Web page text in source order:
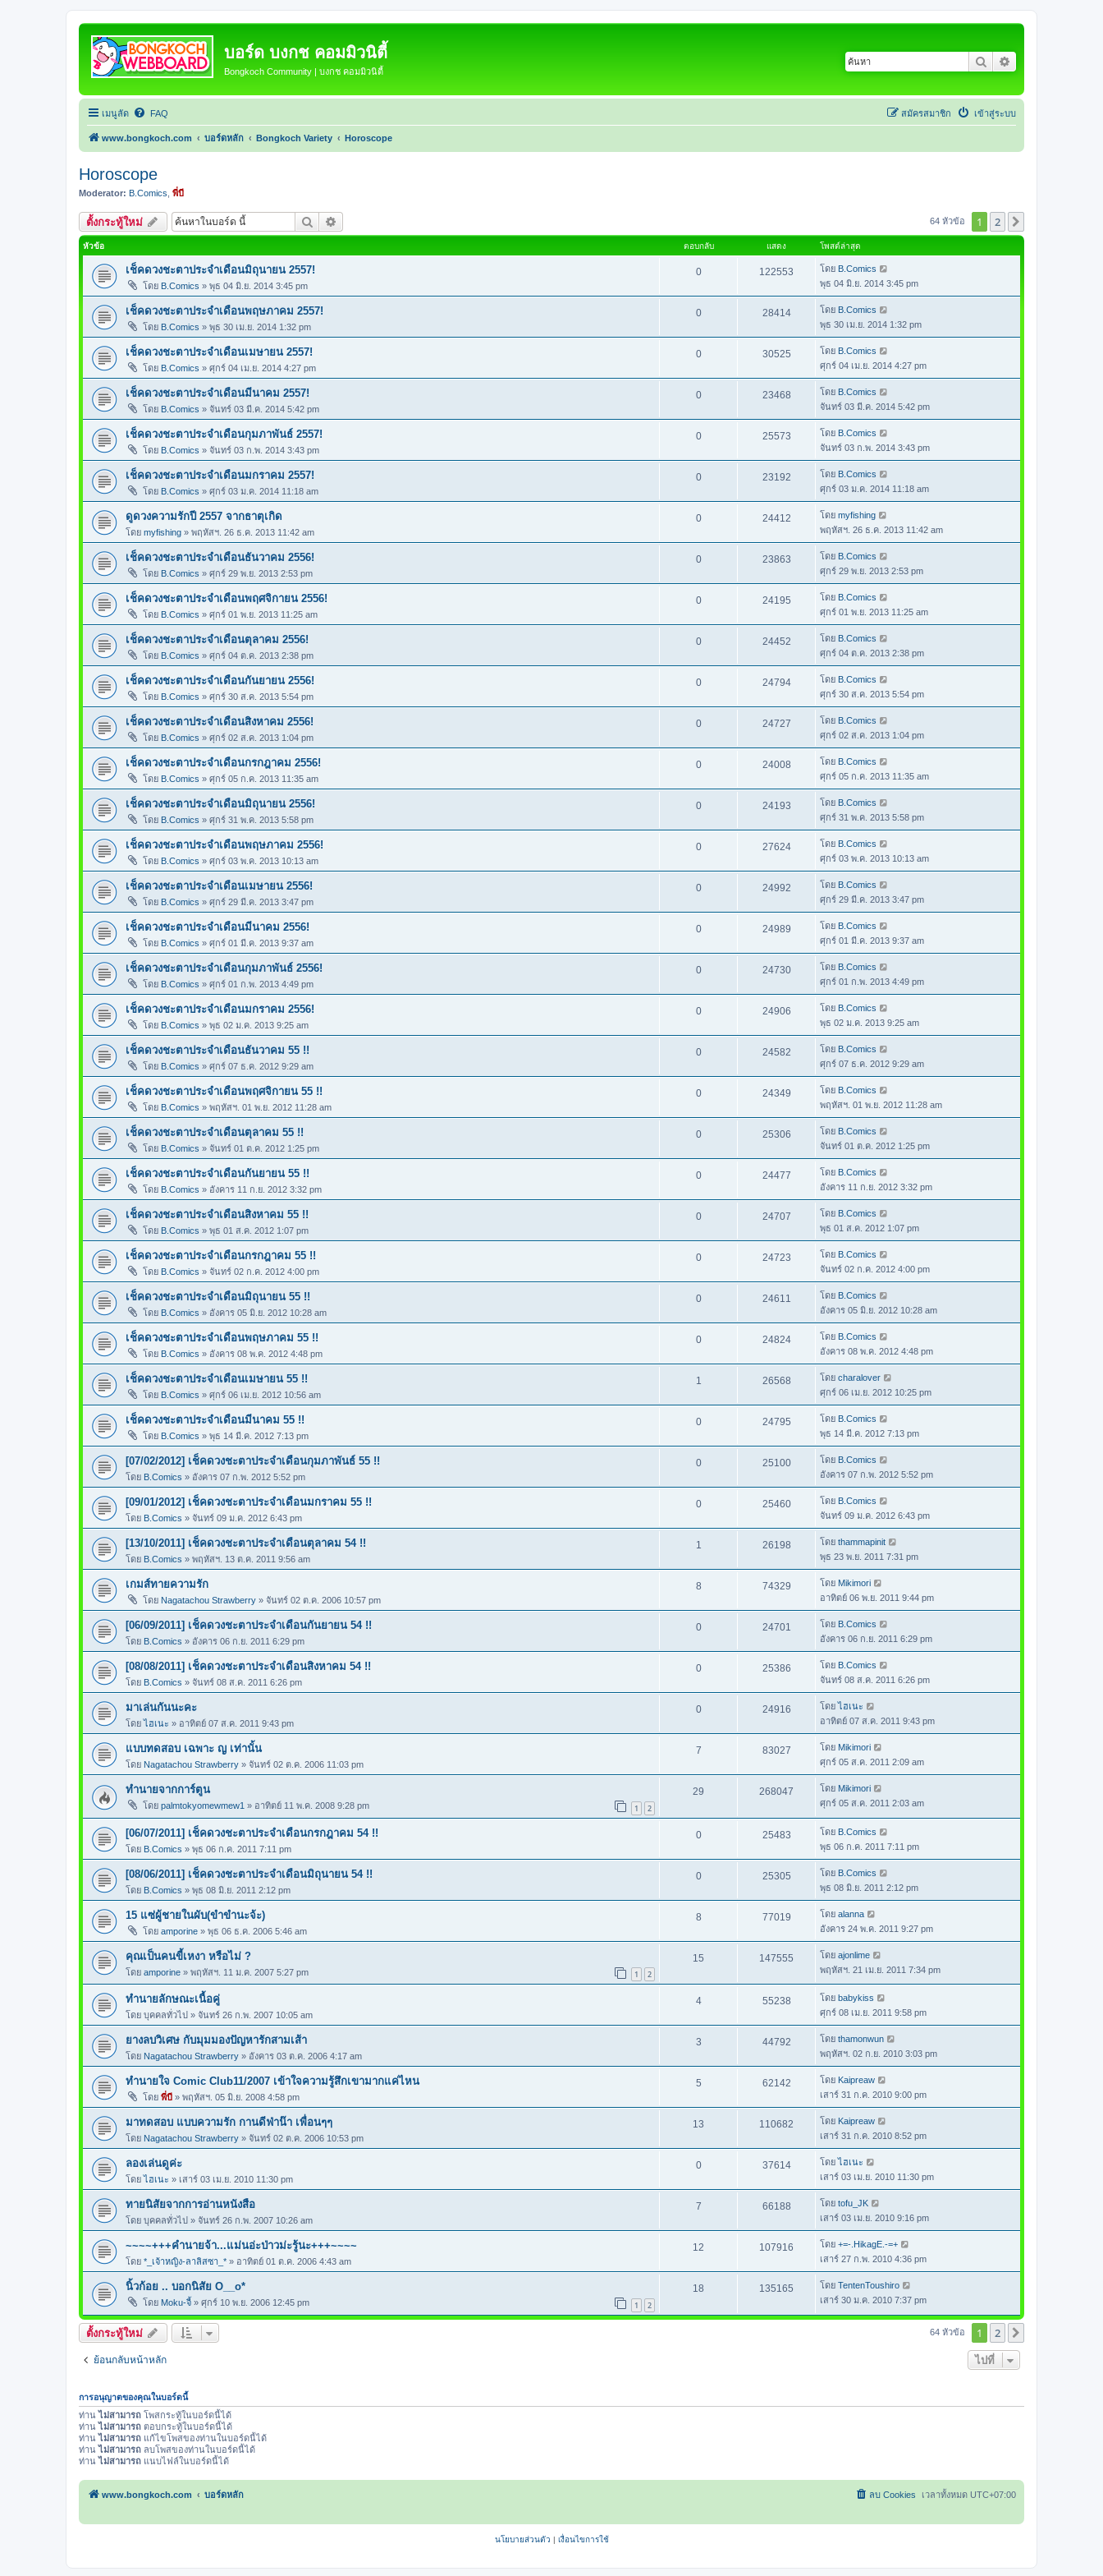
บอร์ด บงกช คอมมิวนิตี้
Bongkoch Community | บงกช คอมมิวนิตี้
ค้นหา
เมนูลัด FAQ เข้าสู่ระบบ
สมัครสมาชิก
www.bongkoch.com บอร์ดหลัก Bongkoch Variety Horoscope
Horoscope
Moderator: B.Comics พี่บี
ตั้งกระทู้ใหม่ ค้นหา 64 หัวข้อ 1 2
หัวข้อ ตอบกลับ แสดง โพสต์ล่าสุด
เช็คดวงชะตาประจำเดือนมิถุนายน 2557!
โดย B.Comics » พุธ 04 มิ.ย. 2014 3:45 pm
0 122553 โดย B.Comics
พุธ 04 มิ.ย. 2014 3:45 pm
เช็คดวงชะตาประจำเดือนพฤษภาคม 2557!
โดย B.Comics » พุธ 30 เม.ย. 2014 1:32 pm
0 28414 โดย B.Comics
พุธ 30 เม.ย. 2014 1:32 pm
เช็คดวงชะตาประจำเดือนเมษายน 2557!
โดย B.Comics » ศุกร์ 04 เม.ย. 2014 4:27 pm
0 30525 โดย B.Comics
ศุกร์ 04 เม.ย. 2014 4:27 pm
เช็คดวงชะตาประจำเดือนมีนาคม 2557!
โดย B.Comics » จันทร์ 03 มี.ค. 2014 5:42 pm
0 23468 โดย B.Comics
จันทร์ 03 มี.ค. 2014 5:42 pm
เช็คดวงชะตาประจำเดือนกุมภาพันธ์ 2557!
โดย B.Comics » จันทร์ 03 ก.พ. 2014 3:43 pm
0 25573 โดย B.Comics
จันทร์ 03 ก.พ. 2014 3:43 pm
เช็คดวงชะตาประจำเดือนมกราคม 2557!
โดย B.Comics » ศุกร์ 03 ม.ค. 2014 11:18 am
0 23192 โดย B.Comics
ศุกร์ 03 ม.ค. 2014 11:18 am
ดูดวงความรักปี 2557 จากธาตุเกิด
โดย myfishing » พฤหัสฯ. 26 ธ.ค. 2013 11:42 am
0 24412 โดย myfishing
พฤหัสฯ. 26 ธ.ค. 2013 11:42 am
เช็คดวงชะตาประจำเดือนธันวาคม 2556!
โดย B.Comics » ศุกร์ 29 พ.ย. 2013 2:53 pm
0 23863 โดย B.Comics
ศุกร์ 29 พ.ย. 2013 2:53 pm
เช็คดวงชะตาประจำเดือนพฤศจิกายน 2556!
โดย B.Comics » ศุกร์ 01 พ.ย. 2013 11:25 am
0 24195 โดย B.Comics
ศุกร์ 01 พ.ย. 2013 11:25 am
เช็คดวงชะตาประจำเดือนตุลาคม 2556!
โดย B.Comics » ศุกร์ 04 ต.ค. 2013 2:38 pm
0 24452 โดย B.Comics
ศุกร์ 04 ต.ค. 2013 2:38 pm
เช็คดวงชะตาประจำเดือนกันยายน 2556!
โดย B.Comics » ศุกร์ 30 ส.ค. 2013 5:54 pm
0 24794 โดย B.Comics
ศุกร์ 30 ส.ค. 2013 5:54 pm
เช็คดวงชะตาประจำเดือนสิงหาคม 2556!
โดย B.Comics » ศุกร์ 02 ส.ค. 2013 1:04 pm
0 24727 โดย B.Comics
ศุกร์ 02 ส.ค. 2013 1:04 pm
เช็คดวงชะตาประจำเดือนกรกฎาคม 2556!
โดย B.Comics » ศุกร์ 05 ก.ค. 2013 11:35 am
0 24008 โดย B.Comics
ศุกร์ 05 ก.ค. 2013 11:35 am
เช็คดวงชะตาประจำเดือนมิถุนายน 2556!
โดย B.Comics » ศุกร์ 31 พ.ค. 2013 5:58 pm
0 24193 โดย B.Comics
ศุกร์ 31 พ.ค. 2013 5:58 pm
เช็คดวงชะตาประจำเดือนพฤษภาคม 2556!
โดย B.Comics » ศุกร์ 03 พ.ค. 2013 10:13 am
0 27624 โดย B.Comics
ศุกร์ 03 พ.ค. 2013 10:13 am
เช็คดวงชะตาประจำเดือนเมษายน 2556!
โดย B.Comics » ศุกร์ 29 มี.ค. 2013 3:47 pm
0 24992 โดย B.Comics
ศุกร์ 29 มี.ค. 2013 3:47 pm
เช็คดวงชะตาประจำเดือนมีนาคม 2556!
โดย B.Comics » ศุกร์ 01 มี.ค. 2013 9:37 am
0 24989 โดย B.Comics
ศุกร์ 01 มี.ค. 2013 9:37 am
เช็คดวงชะตาประจำเดือนกุมภาพันธ์ 2556!
โดย B.Comics » ศุกร์ 01 ก.พ. 2013 4:49 pm
0 24730 โดย B.Comics
ศุกร์ 01 ก.พ. 2013 4:49 pm
เช็คดวงชะตาประจำเดือนมกราคม 2556!
โดย B.Comics » พุธ 02 ม.ค. 2013 9:25 am
0 24906 โดย B.Comics
พุธ 02 ม.ค. 2013 9:25 am
เช็คดวงชะตาประจำเดือนธันวาคม 55 !!
โดย B.Comics » ศุกร์ 07 ธ.ค. 2012 9:29 am
0 24582 โดย B.Comics
ศุกร์ 07 ธ.ค. 2012 9:29 am
เช็คดวงชะตาประจำเดือนพฤศจิกายน 55 !!
โดย B.Comics » พฤหัสฯ. 01 พ.ย. 2012 11:28 am
0 24349 โดย B.Comics
พฤหัสฯ. 01 พ.ย. 2012 11:28 am
เช็คดวงชะตาประจำเดือนตุลาคม 55 !!
โดย B.Comics » จันทร์ 01 ต.ค. 2012 1:25 pm
0 25306 โดย B.Comics
จันทร์ 01 ต.ค. 2012 1:25 pm
เช็คดวงชะตาประจำเดือนกันยายน 55 !!
โดย B.Comics » อังคาร 11 ก.ย. 2012 3:32 pm
0 24477 โดย B.Comics
อังคาร 11 ก.ย. 2012 3:32 pm
เช็คดวงชะตาประจำเดือนสิงหาคม 55 !!
โดย B.Comics » พุธ 01 ส.ค. 2012 1:07 pm
0 24707 โดย B.Comics
พุธ 01 ส.ค. 2012 1:07 pm
เช็คดวงชะตาประจำเดือนกรกฎาคม 55 !!
โดย B.Comics » จันทร์ 02 ก.ค. 2012 4:00 pm
0 24723 โดย B.Comics
จันทร์ 02 ก.ค. 2012 4:00 pm
เช็คดวงชะตาประจำเดือนมิถุนายน 55 !!
โดย B.Comics » อังคาร 05 มิ.ย. 2012 10:28 am
0 24611 โดย B.Comics
อังคาร 05 มิ.ย. 2012 10:28 am
เช็คดวงชะตาประจำเดือนพฤษภาคม 55 !!
โดย B.Comics » อังคาร 08 พ.ค. 2012 4:48 pm
0 24824 โดย B.Comics
อังคาร 08 พ.ค. 2012 4:48 pm
เช็คดวงชะตาประจำเดือนเมษายน 55 !!
โดย B.Comics » ศุกร์ 06 เม.ย. 2012 10:56 am
1 26568 โดย charalover
ศุกร์ 06 เม.ย. 2012 10:25 pm
เช็คดวงชะตาประจำเดือนมีนาคม 55 !!
โดย B.Comics » พุธ 14 มี.ค. 2012 7:13 pm
0 24795 โดย B.Comics
พุธ 14 มี.ค. 2012 7:13 pm
[07/02/2012] เช็คดวงชะตาประจำเดือนกุมภาพันธ์ 55 !!
โดย B.Comics » อังคาร 07 ก.พ. 2012 5:52 pm
0 25100 โดย B.Comics
อังคาร 07 ก.พ. 2012 5:52 pm
[09/01/2012] เช็คดวงชะตาประจำเดือนมกราคม 55 !!
โดย B.Comics » จันทร์ 09 ม.ค. 2012 6:43 pm
0 25460 โดย B.Comics
จันทร์ 09 ม.ค. 2012 6:43 pm
[13/10/2011] เช็คดวงชะตาประจำเดือนตุลาคม 54 !!
โดย B.Comics » พฤหัสฯ. 13 ต.ค. 2011 9:56 am
1 26198 โดย thammapinit
พุธ 23 พ.ย. 2011 7:31 pm
เกมส์ทายความรัก
โดย Nagatachou Strawberry » จันทร์ 02 ต.ค. 2006 10:57 pm
8 74329 โดย Mikimori
อาทิตย์ 06 พ.ย. 2011 9:44 pm
[06/09/2011] เช็คดวงชะตาประจำเดือนกันยายน 54 !!
โดย B.Comics » อังคาร 06 ก.ย. 2011 6:29 pm
0 24701 โดย B.Comics
อังคาร 06 ก.ย. 2011 6:29 pm
[08/08/2011] เช็คดวงชะตาประจำเดือนสิงหาคม 54 !!
โดย B.Comics » จันทร์ 08 ส.ค. 2011 6:26 pm
0 25386 โดย B.Comics
จันทร์ 08 ส.ค. 2011 6:26 pm
มาเล่นกันนะคะ
โดยไฮเนะ » อาทิตย์ 07 ส.ค. 2011 9:43 pm
0 24916 โดยไฮเนะ
อาทิตย์ 07 ส.ค. 2011 9:43 pm
แบบทดสอบ เฉพาะ ญ เท่านั้น
โดย Nagatachou Strawberry » จันทร์ 02 ต.ค. 2006 11:03 pm
7 83027 โดย Mikimori
ศุกร์ 05 ส.ค. 2011 2:09 am
ทำนายจากการ์ตูน
โดย palmtokyomewmew1 » อาทิตย์ 11 พ.ค. 2008 9:28 pm 1 2
29 268047 โดย Mikimori
ศุกร์ 05 ส.ค. 2011 2:03 am
[06/07/2011] เช็คดวงชะตาประจำเดือนกรกฎาคม 54 !!
โดย B.Comics » พุธ 06 ก.ค. 2011 7:11 pm
0 25483 โดย B.Comics
พุธ 06 ก.ค. 2011 7:11 pm
[08/06/2011] เช็คดวงชะตาประจำเดือนมิถุนายน 54 !!
โดย B.Comics » พุธ 08 มิ.ย. 2011 2:12 pm
0 25305 โดย B.Comics
พุธ 08 มิ.ย. 2011 2:12 pm
15 แซ่ผู้ชายในผับ(ขำขำนะจ้ะ)
โดย amporine » พุธ 06 ธ.ค. 2006 5:46 am
8 77019 โดย alanna
อังคาร 24 พ.ค. 2011 9:27 pm
คุณเป็นคนขี้เหงา หรือไม่ ?
โดย amporine » พฤหัสฯ. 11 ม.ค. 2007 5:27 pm 1 2
15 147555 โดย ajonlime
พฤหัสฯ. 21 เม.ย. 2011 7:34 pm
ทำนายลักษณะเนื้อคู่
โดย บุคคลทั่วไป » จันทร์ 26 ก.พ. 2007 10:05 am
4 55238 โดย babykiss
ศุกร์ 08 เม.ย. 2011 9:58 pm
ยางลบวิเศษ กับมุมมองปัญหารักสามเส้า
โดย Nagatachou Strawberry » อังคาร 03 ต.ค. 2006 4:17 am
3 44792 โดย thamonwun
พฤหัสฯ. 02 ก.ย. 2010 3:03 pm
ทำนายใจ Comic Club11/2007 เข้าใจความรู้สึกเขามากแค่ไหน
โดย พี่บี » พฤหัสฯ. 05 มิ.ย. 2008 4:58 pm
5 62142 โดย Kaipreaw
เสาร์ 31 ก.ค. 2010 9:00 pm
มาทดสอบ แบบความรัก กานดีฟ่าน๊า เพื่อนๆๆ
โดย Nagatachou Strawberry » จันทร์ 02 ต.ค. 2006 10:53 pm
13 110682 โดย Kaipreaw
เสาร์ 31 ก.ค. 2010 8:52 pm
ลองเล่นดูค่ะ
โดย ไฮเนะ » เสาร์ 03 เม.ย. 2010 11:30 pm
0 37614 โดย ไฮเนะ
เสาร์ 03 เม.ย. 2010 11:30 pm
ทายนิสัยจากการอ่านหนังสือ
โดย บุคคลทั่วไป » จันทร์ 26 ก.พ. 2007 10:26 am
7 66188 โดย tofu_JK
เสาร์ 03 เม.ย. 2010 9:16 pm
~~~~+++คำนายจ้า...แม่นอ่ะป่าวม่ะรู้นะ+++~~~~
โดย *_เจ้าหญิง-ลาลิสซา_* » อาทิตย์ 01 ต.ค. 2006 4:43 am
12 107916 โดย +=-.HikagE.-=+
เสาร์ 27 ก.พ. 2010 4:36 pm
นิ้วก้อย .. บอกนิสัย O__o*
โดย Moku-จี้ » ศุกร์ 10 พ.ย. 2006 12:45 pm 1 2
18 135165 โดย TentenToushiro
เสาร์ 30 ม.ค. 2010 7:37 pm
ตั้งกระทู้ใหม่ 64 หัวข้อ 1 2
ย้อนกลับหน้าหลัก ไปที่
การอนุญาตของคุณในบอร์ดนี้
ท่านไม่สามารถ โพสกระทู้ในบอร์ดนี้ได้
ท่านไม่สามารถ ตอบกระทู้ในบอร์ดนี้ได้
ท่านไม่สามารถ แก้ไขโพสของท่านในบอร์ดนี้ได้
ท่านไม่สามารถ ลบโพสของท่านในบอร์ดนี้ได้
ท่านไม่สามารถ แนบไฟล์ในบอร์ดนี้ได้
www.bongkoch.com บอร์ดหลัก เวลาทั้งหมด UTC+07:00
ลบ Cookies
นโยบายส่วนตัว เงื่อนไขการใช้